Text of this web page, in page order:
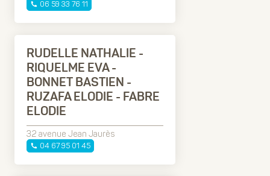
06 59 33 76 11
RUDELLE NATHALIE -
RIQUELME EVA -
BONNET BASTIEN -
RUZAFA ELODIE - FABRE
ELODIE
32 avenue Jean Jaurès
04 67 95 01 45